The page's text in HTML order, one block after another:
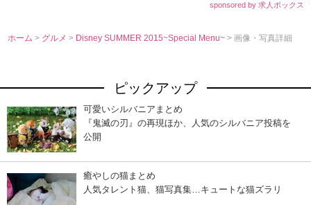
sponsored by 求人ボックス
ホーム > グルメ> Disney SUMMER 2015~Special Menu~> 画像・写真詳細
ピックアップ
可愛いシルバニアまとめ
『鬼滅の刃』の再現ほか、人気のシルバニア投稿を
公開
癒やしの猫まとめ
人気タレント猫、猫写真集…キュートな猫ズラリ